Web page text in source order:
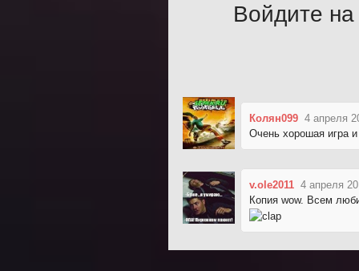
Войдите на
Колян099 4 апреля
Очень хорошая игра
v.ole2011 4 апреля
Копия wow. Всем